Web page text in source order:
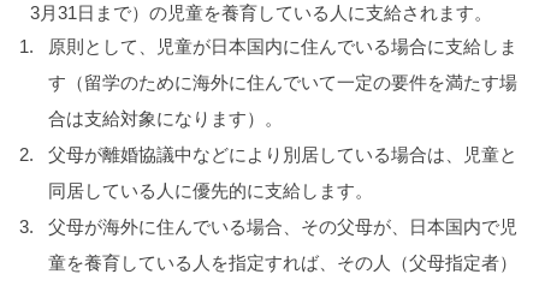
3月31日まで）の児童を養育している人に支給されます。
原則として、児童が日本国内に住んでいる場合に支給しま
す （留学のために海外に住んでいて一定の要件を満たす場
合は支給対象になります）。
父母が離婚協議中などにより別居している場合は、
児童と
同居している人に優先的に支給します。
父母が海外に住んでいる場合、その父母が、
日本国内で児
童を養育している人を指定すれば、その人（父母指定者）